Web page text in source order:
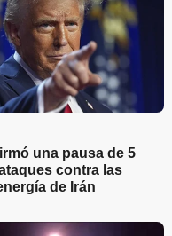
una pausa de 5
contra las
de Irán